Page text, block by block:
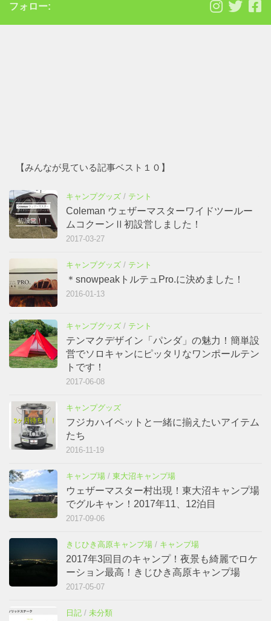
フォロー:
【みんなが見ている記事ベスト１０】
キャンプグッズ / テント
Coleman ウェザーマスターワイドツールー
ムコクーンⅡ初設営しました！
2017-03-27
キャンプグッズ / テント
＊snowpeakトルテュPro.に決めました！
2016-01-13
キャンプグッズ / テント
テンマクデザイン「パンダ」の魅力！簡単設
営でソロキャンにピッタリなワンポールテン
トです！
2017-06-08
キャンプグッズ
フジカハイペットと一緒に揃えたいアイテム
たち
2016-11-19
キャンプ場 / 東大沼キャンプ場
ウェザーマスター村出現！東大沼キャンプ場
でグルキャン！2017年11、12泊目
2017-09-06
きじひき高原キャンプ場 / キャンプ場
2017年3回目のキャンプ！夜景も綺麗でロケ
ーション最高！きじひき高原キャンプ場
2017-05-07
日記 / 未分類